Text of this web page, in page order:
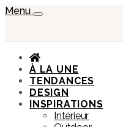
Menu
À LA UNE
TENDANCES
DESIGN
INSPIRATIONS
Intérieur